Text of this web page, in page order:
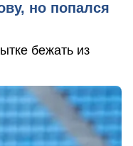
но попался
бежать из